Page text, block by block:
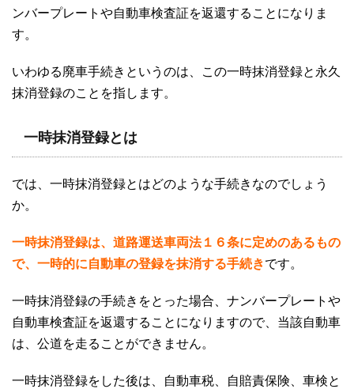
ンバープレートや自動車検査証を返還することになりま
す。
いわゆる廃車手続きというのは、この一時抹消登録と永久
抹消登録のことを指します。
一時抹消登録とは
では、一時抹消登録とはどのような手続きなのでしょう
か。
一時抹消登録は、道路運送車両法１６条に定めのあるもの
で、一時的に自動車の登録を抹消する手続きです。
一時抹消登録の手続きをとった場合、ナンバープレートや
自動車検査証を返還することになりますので、当該自動車
は、公道を走ることができません。
一時抹消登録をした後は、自動車税、自賠責保険、車検と